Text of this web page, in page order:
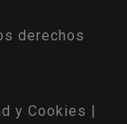
derechos
y Cookies